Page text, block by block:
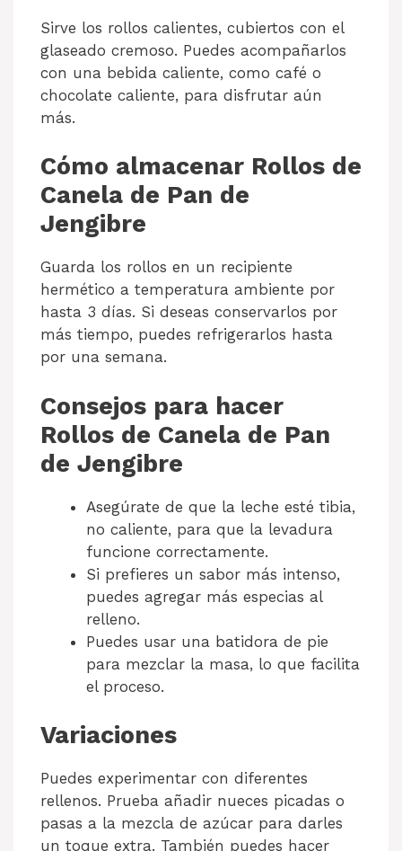
Sirve los rollos calientes, cubiertos con el
glaseado cremoso. Puedes acompañarlos
con una bebida caliente, como café o
chocolate caliente, para disfrutar aún
más.
Cómo almacenar Rollos de
Canela de Pan de
Jengibre
Guarda los rollos en un recipiente
hermético a temperatura ambiente por
hasta 3 días. Si deseas conservarlos por
más tiempo, puedes refrigerarlos hasta
por una semana.
Consejos para hacer
Rollos de Canela de Pan
de Jengibre
Asegúrate de que la leche esté tibia,
no caliente, para que la levadura
funcione correctamente.
Si prefieres un sabor más intenso,
puedes agregar más especias al
relleno.
Puedes usar una batidora de pie
para mezclar la masa, lo que facilita
el proceso.
Variaciones
Puedes experimentar con diferentes
rellenos. Prueba añadir nueces picadas o
pasas a la mezcla de azúcar para darles
un toque extra. También puedes hacer